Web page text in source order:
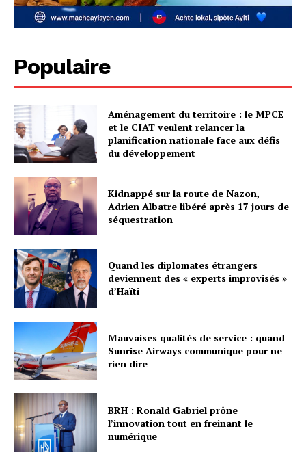
Populaire
Aménagement du territoire : le MPCE
et le CIAT veulent relancer la
planification nationale face aux défis
du développement
Kidnappé sur la route de Nazon,
Adrien Albatre libéré après 17 jours de
séquestration
Quand les diplomates étrangers
deviennent des « experts improvisés »
d’Haïti
Mauvaises qualités de service : quand
Sunrise Airways communique pour ne
rien dire
BRH : Ronald Gabriel prône
l’innovation tout en freinant le
numérique